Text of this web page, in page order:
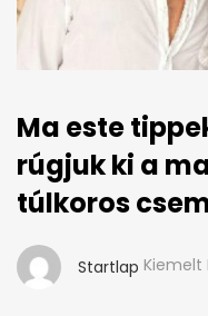
Ma este
rúgjuk ki a
túlkoros
Startlap Kiemelt